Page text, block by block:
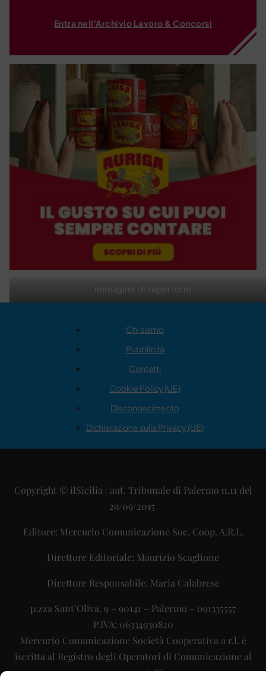
immagine di repertorio
Entra nell'Archivio Lavoro & Concorsi
Chi siamo
Pubblicità
Contatti
Cookie Policy (UE)
Disconoscimento
Dichiarazione sulla Privacy (UE)
Copyright © ilSicilia | aut. Tribunale di Palermo n.11 del
29/09/2015
Editore: Mercurio Comunicazione Soc. Coop. A.R.L.
Direttore Editoriale: Maurizio Scaglione
Direttore Responsabile: Maria Calabrese
p.zza Sant’Oliva, 9 – 90141 – Palermo – 091335557
P.IVA: 06334930820
Mercurio Comunicazione Società Cooperativa a r.l. è
iscritta al Registro degli Operatori di Comunicazione al
numero 26988